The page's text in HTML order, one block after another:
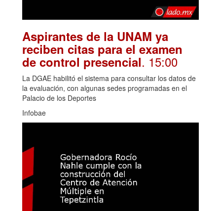
Aspirantes de la UNAM ya
reciben citas para el examen
de control presencial. 15:00
La DGAE habilitó el sistema para consultar los datos de
la evaluación, con algunas sedes programadas en el
Palacio de los Deportes
Infobae